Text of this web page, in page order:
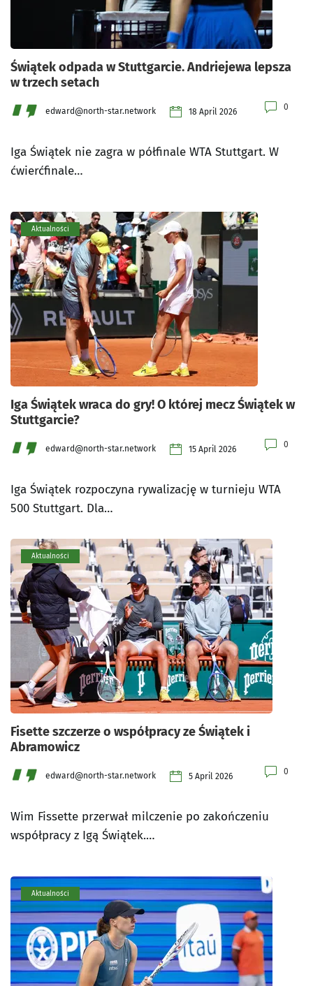
Świątek odpada w Stuttgarcie. Andriejewa lepsza
w trzech setach
edward@north-star.network 18 April 2026 0
Iga Świątek nie zagra w półfinale WTA Stuttgart. W
ćwierćfinale…
Aktualności
Iga Świątek wraca do gry! O której mecz Świątek w
Stuttgarcie?
edward@north-star.network 15 April 2026 0
Iga Świątek rozpoczyna rywalizację w turnieju WTA
500 Stuttgart. Dla…
Aktualności
Fisette szczerze o współpracy ze Świątek i
Abramowicz
edward@north-star.network 5 April 2026 0
Wim Fissette przerwał milczenie po zakończeniu
współpracy z Igą Świątek.…
Aktualności